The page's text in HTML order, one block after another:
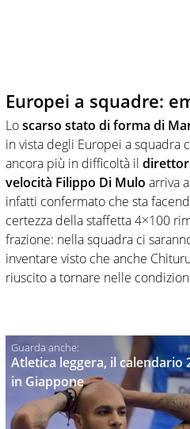
Europei a squadre:
Loscarso stato di forma di
in vista degli Europei a squadra
ancora più in difficoltà il
velocità Filippo Di Mulo arriva
infatti confermato che sta
certezza della staffetta 4×100
frazione: nella squadra ci
inventare visto che anche
riuscito a tornare nelle
Atletica leggera, il calendario
in Giappone